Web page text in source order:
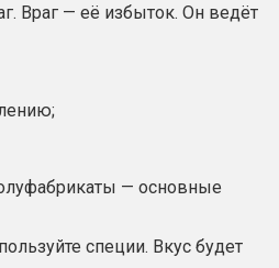
Враг — её избыток. Он ведёт
— основные
специи. Вкус будет